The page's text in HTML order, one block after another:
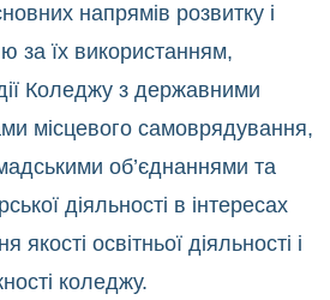
напрямів розвитку і
за їх використанням,
Коледжу з державними
місцевого самоврядування,
об’єднаннями та
діяльності в інтересах
якості освітньої діяльності і
коледжу.